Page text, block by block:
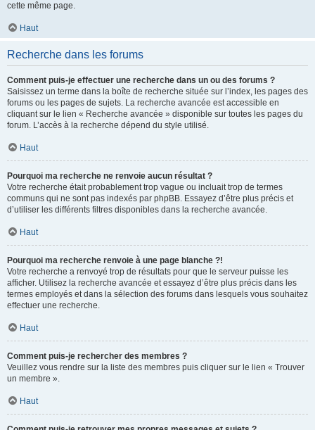
cette même page.
Haut
Recherche dans les forums
Comment puis-je effectuer une recherche dans un ou des forums ?
Saisissez un terme dans la boîte de recherche située sur l’index, les pages des
forums ou les pages de sujets. La recherche avancée est accessible en
cliquant sur le lien « Recherche avancée » disponible sur toutes les pages du
forum. L’accès à la recherche dépend du style utilisé.
Haut
Pourquoi ma recherche ne renvoie aucun résultat ?
Votre recherche était probablement trop vague ou incluait trop de termes
communs qui ne sont pas indexés par phpBB. Essayez d’être plus précis et
d’utiliser les différents filtres disponibles dans la recherche avancée.
Haut
Pourquoi ma recherche renvoie à une page blanche ?!
Votre recherche a renvoyé trop de résultats pour que le serveur puisse les
afficher. Utilisez la recherche avancée et essayez d’être plus précis dans les
termes employés et dans la sélection des forums dans lesquels vous souhaitez
effectuer une recherche.
Haut
Comment puis-je rechercher des membres ?
Veuillez vous rendre sur la liste des membres puis cliquer sur le lien « Trouver
un membre ».
Haut